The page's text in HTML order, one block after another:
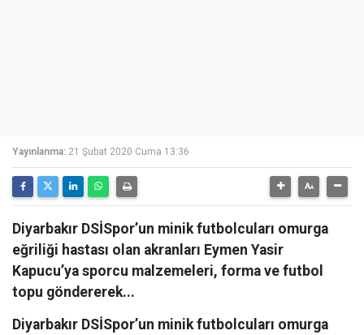
Yayınlanma: 21 Şubat 2020 Cuma 13:36
Diyarbakır DSİSpor’un minik futbolcuları omurga
eğriliği hastası olan akranları Eymen Yasir
Kapucu’ya sporcu malzemeleri, forma ve futbol
topu göndererek...
Diyarbakır DSİSpor’un minik futbolcuları omurga